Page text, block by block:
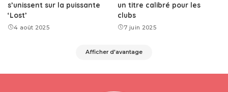
s’unissent sur la puissante
‘Lost’
4 août 2025
un titre calibré pour les
clubs
7 juin 2025
Afficher d'avantage